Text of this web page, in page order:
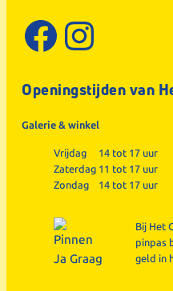
Facebook
Openingstijden van
Galerie & winkel
Vrijdag
14 tot 17 uur
Zaterdag 11 tot 17 uur
Zondag
14 tot 17 uur
Bij Het
pinpas
geld in